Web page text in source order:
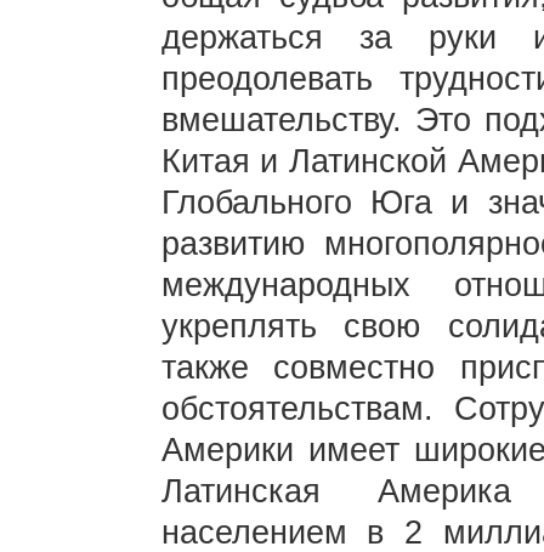
держаться за руки
преодолевать
вмешательству. Это
Китая и Латинской
Глобального Юга и
развитию
международных
укреплять свою
также совместно
обстоятельствам.
Америки имеет
Латинская
населением в 2